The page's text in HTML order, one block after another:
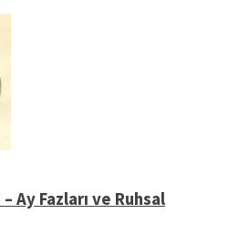
– Ay Fazları ve Ruhsal